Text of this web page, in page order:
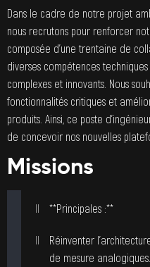
Dans le cadre de notre projet
nous recrutons pour renforcer
composée d’une trentaine de
diverses compétences
complexes et innovants. Nous
fonctionnalités critiques et
produits. Ainsi, ce poste
de concevoir nos nouvelles
Missions
**Principales :**
Réinventer
de mesure analogiques.